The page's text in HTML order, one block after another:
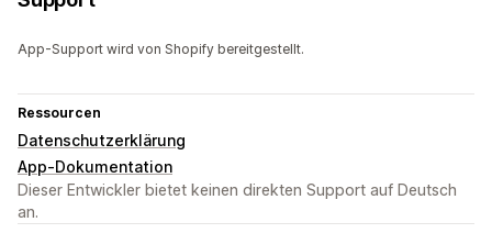
App-Support wird von Shopify bereitgestellt.
Ressourcen
Datenschutzerklärung
App-Dokumentation
Dieser Entwickler bietet keinen direkten Support auf Deutsch
an.